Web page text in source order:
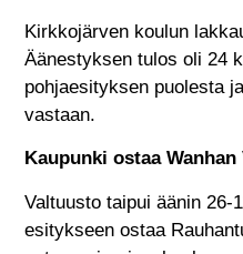
Kirkkojärven koulun
Äänestyksen tulos oli 24
pohjaesityksen puolesta
vastaan.
Kaupunki ostaa
Valtuusto taipui äänin 26-
esitykseen ostaa